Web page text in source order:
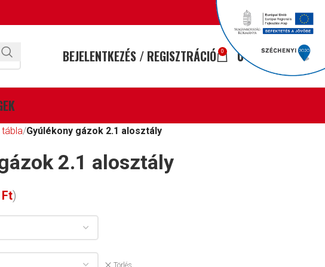
BEJELENTKEZÉS / REGISZTRÁCIÓ 0 0FT
tábla Gyúlékony gázok 2.1 alosztály
2.1 alosztály
Ft)
Törlés